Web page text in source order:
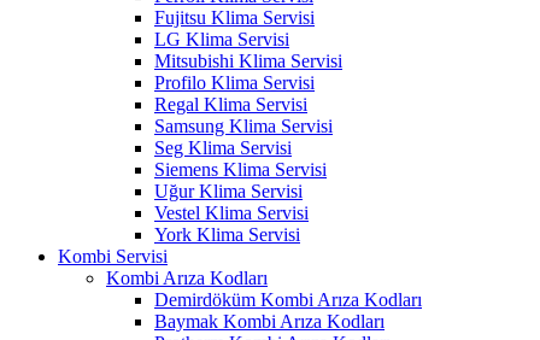
Fujitsu Klima Servisi
LG Klima Servisi
Mitsubishi Klima Servisi
Profilo Klima Servisi
Regal Klima Servisi
Samsung Klima Servisi
Seg Klima Servisi
Siemens Klima Servisi
Uğur Klima Servisi
Vestel Klima Servisi
York Klima Servisi
Kombi Servisi
Kombi Arıza Kodları
Demirdöküm Kombi Arıza Kodları
Baymak Kombi Arıza Kodları